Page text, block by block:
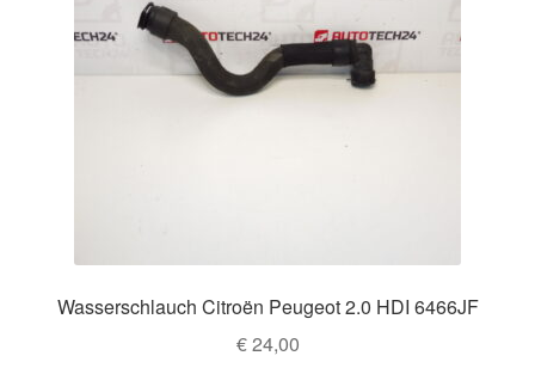
Wasserschlauch Citroën Peugeot 2.0 HDI 6466JF
€24,00